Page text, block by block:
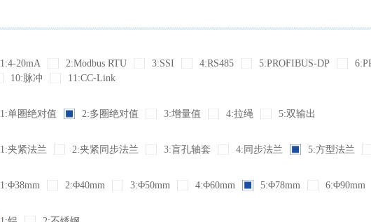
1:4-20mA 2:Modbus RTU 3:SSI 4:RS485 5:PROFIBUS-DP
10:脉冲 11:CC-Link
1:单圈绝对值 2:多圈绝对值 3:增量值 4:拉绳 5:双输出
1:夹紧法兰 2:夹紧同步法兰 3:盲孔轴套 4:同步法兰 5:方型法兰
1:Φ38mm 2:Φ40mm 3:Φ50mm 4:Φ60mm 5:Φ78mm 6:Φ90mm